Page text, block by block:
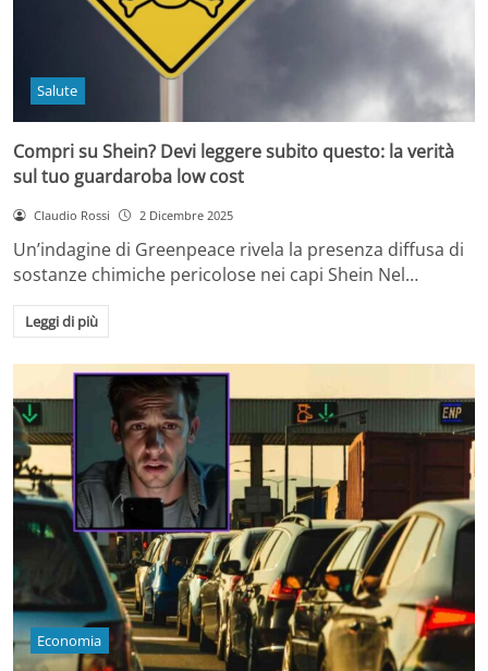
Salute
Compri su Shein? Devi leggere subito questo: la verità
sul tuo guardaroba low cost
Claudio Rossi 2 Dicembre 2025
Un’indagine di Greenpeace rivela la presenza diffusa di
sostanze chimiche pericolose nei capi Shein Nel…
Leggi di più
Economia